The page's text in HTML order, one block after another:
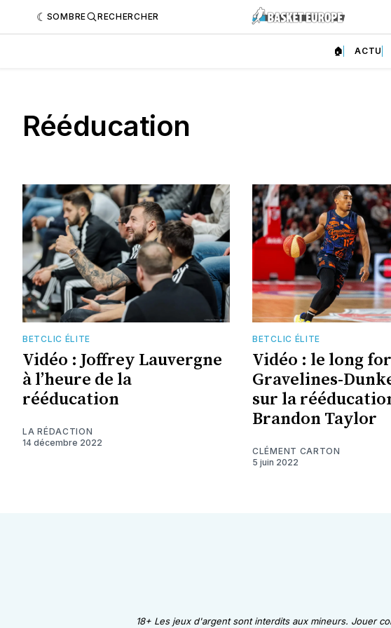
SOMBRE RECHERCHER
🏠 ACTU
Rééducation
BETCLIC ÉLITE
Vidéo : Joffrey Lauvergne
à l’heure de la
rééducation
LA RÉDACTION
14 décembre 2022
BETCLIC ÉLITE
Vidéo : le long
Gravelines-
sur la
Brandon Taylor
CLÉMENT CARTON
5 juin 2022
18+ Les jeux d'argent sont interdits aux mineurs. Jouer